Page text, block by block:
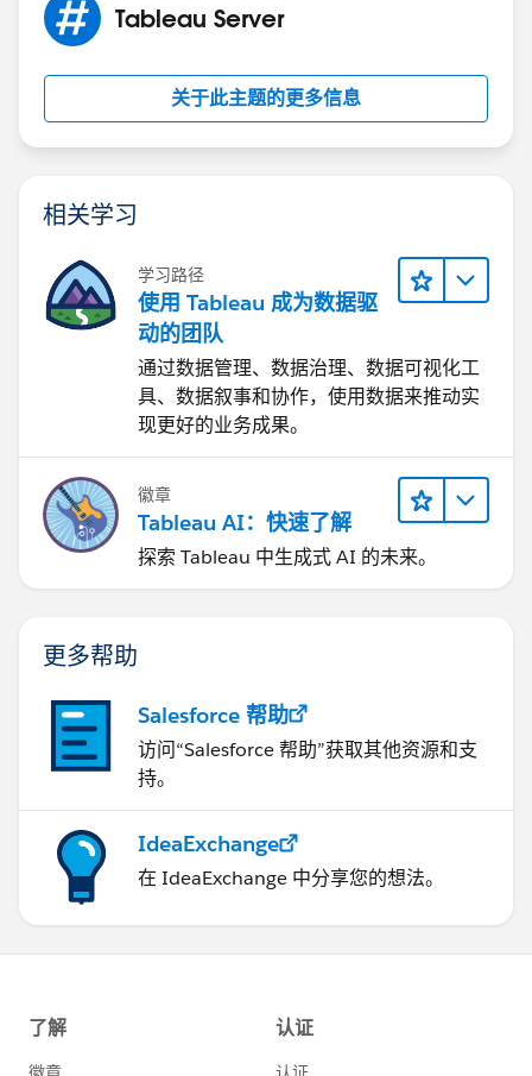
Tableau Server
关于此主题的更多信息
相关学习
学习路径
使用 Tableau 成为数据驱
动的团队
通过数据管理、数据治理、数据可视化工
具、数据叙事和协作，使用数据来推动实
现更好的业务成果。
徽章
Tableau AI：快速了解
探索 Tableau 中生成式 AI 的未来。
更多帮助
Salesforce 帮助
访问“Salesforce 帮助”获取其他资源和支
持。
IdeaExchange
在 IdeaExchange 中分享您的想法。